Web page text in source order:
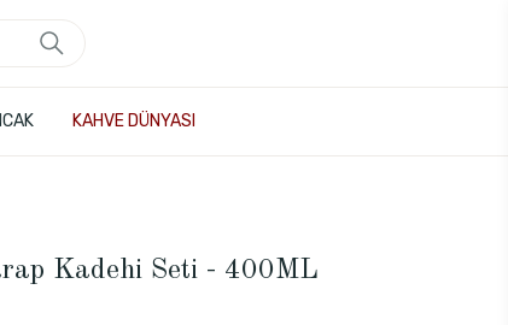
KAHVE DÜNYASI
Kadehi Seti - 400ML